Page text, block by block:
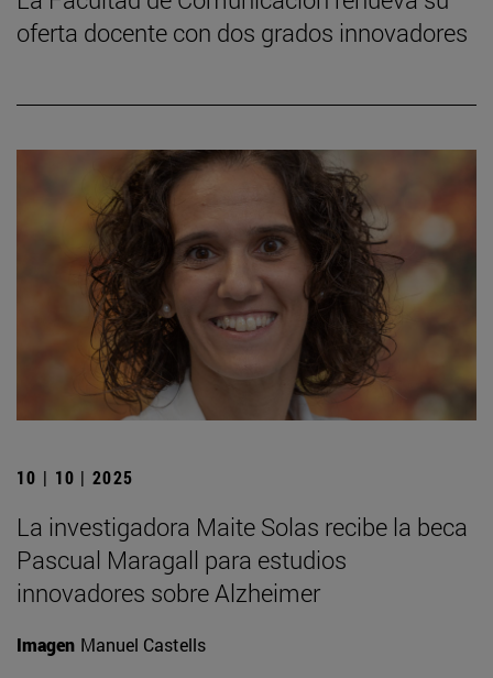
oferta docente con dos grados innovadores
10 | 10 | 2025
La investigadora Maite Solas recibe la beca
Pascual Maragall para estudios
innovadores sobre Alzheimer
Imagen Manuel Castells